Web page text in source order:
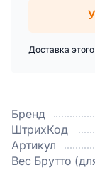
Бренд
ШтрихКод
Артикул
Вес Брутто
Доставка